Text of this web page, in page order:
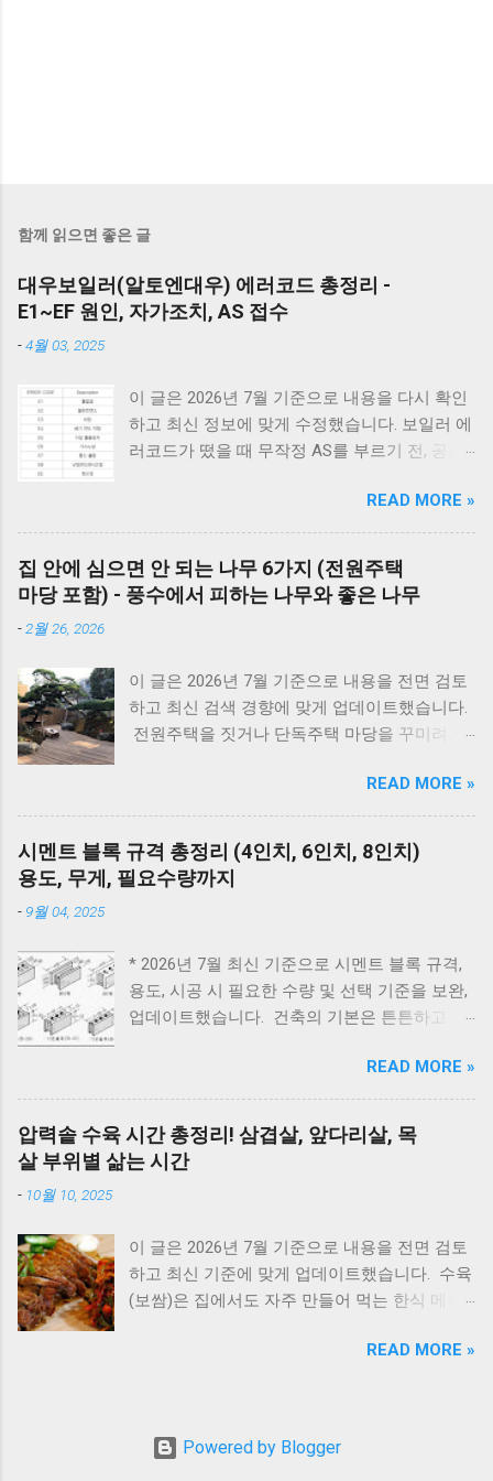
함께 읽으면 좋은 글
대우보일러(알토엔대우) 에러코드 총정리 -
E1~EF 원인, 자가조치, AS 접수
-4월 03, 2025
이 글은 2026년 7월 기준으로 내용을 다시 확인
하고 최신 정보에 맞게 수정했습니다. 보일러 에
러코드가 떴을 때 무작정 AS를 부르기 전, 공통
밸브가 열려 있는지, 2) 전원 플러그를 뽑았다가
5분 뒤 다시 꽂아보았는지(리셋), 3) 실내 온도
조절기의 설정이 올바른지 확인해보세요. 상세
코드는 아래에서 확인할 수 있습니다. E1부터 EF
까지 모든 대우보일러(알토엔대우) 에러코드의
드 E1~EF 원인과 해결법 (AS 전 자가점검, 수리
비) 🚨 잠깐! AS 부르기 전 이것만은 확인하세
요! 에러코드 E1 - 단수나 동파를 확인하세요.
드 E2 - 가스 밸브가 잠겨있지 않나요? 가스레인
지를 켜서 가스가 공급되는지 먼저 확인하세요.
리셋의 마법 - 코드를 뽑고 5분 뒤 다시 꽂는 것
만으로도 단순 센서 오류의 70%는 해결됩니다.
방법 E1 원인 : 물 부족, 단수, 동파 확인 : 급수밸
브·단수 여부 확인 조치 : 물 보충 후 리셋 ※ 반
복되면 AS 점검 E2 원인 : 불완전 연소, 가스 공
급 이상 확인 : 가스밸브, 가스레인지 작동 여부
조치 : 가스 확인 후 리셋 E3 원인 : 과열(비등) 확
인 : 배기구 이물질 확인 조치 : 막힌 부분 제거
E5 원인 : 이상 불꽃 감지 조치 : 전원 리셋 ※ 계
인 : 통신 불량...
READ MORE »
집 안에 심으면 안 되는 나무 6가지 (전원주택
마당 포함) - 풍수에서 피하는 나무와 좋은 나무
- 2월 26, 2026
이 글은 2026년 7월 기준으로 내용을 전면 검토
하고 최신 검색 경향에 맞게 업데이트했습니다.
전원주택을 짓거나 단독주택 마당을 꾸미려고
다. 바로 ‘ 집 안에 심으면 안 되는 나무 ’ 입니다.
여기서 말하는 ‘집 안’은 실내 화분만을 뜻하는
게 아니라, 담장 안 마당과 집터 전체를 두고 하
는 말입니다. 요즘은 보기 좋은 조경수만 고르기
보다는, 풍수 인테리어라든지 집터의 기운, 재물
위기와 흐름에 어떤 영향을 줄지 한 번 더 고민
하게 됩니다. 인터넷에는 여러 이야기가 있지만,
대부분은 풍수와 민간 신앙에서 전해 내려온 내
다. 이 글에서는 전통적인 의미와 실제 조경 관
리 이유를 함께 설명드립니다. 지금부터는 1. 우
리나라에서 예부터 마당에 심지 말라고 전해 내
려온 나무 , 2. 사과나무, 복숭아나무 같은 과실
리해보겠습니다. 마당 조경 집 안(마당)에 심으
면 안 좋은 나무, 심으면 좋은 나무 이 글은 과학
적인 위험성보다는, 한국 전통 풍수와 민간 신앙
을 기준으로 풀어보는 이야기라는 점을 먼저 말
씀드립니다. 심으면 안 좋은 나무 향나무 - 집터
일부 지역에서는 향나무를 전원주택 마당 나무
READ MORE »
시멘트 블록 규격 총정리 (4인치, 6인치, 8인치)
용도, 무게, 필요수량까지
- 9월 04, 2025
* 2026년 7월 최신 기준으로 시멘트 블록 규격,
용도, 시공 시 필요한 수량 및 선택 기준을 보완,
업데이트했습니다. 건축의 기본은 튼튼하고 제
사용되는 시멘트 블록과 조적 벽돌은 건축물의
구조적 안정성과 내구성을 좌우하는 중요 스펙
입니다. 블록의 두께와 규격을 정확히 이해하면
시공 효율을 높이고, 구조적 안전성을 확보할 수
있습니다. 아래는 건축 현장에서 가장 많이 사용
내 1. 시멘트 블록 규격 4인치 : 190 × 390 × 100
mm 6인치 : 190 × 390 × 150 mm 8인치 : 190 ×
390 × 190 mm *가로와 세로 치수는 일정하며,
장 무게 규격 무게(대략) 4인치 약 9~11kg 6인치
수도배관, XL배관하는법 3. 시멘트 블록은 어떤
READ MORE »
압력솥 수육 시간 총정리! 삼겹살, 앞다리살, 목
살 부위별 삶는 시간
- 10월 10, 2025
이 글은 2026년 7월 기준으로 내용을 전면 검토
하고 최신 기준에 맞게 업데이트했습니다. 수육
(보쌈)은 집에서도 자주 만들어 먹는 한식 메뉴
때문에 선뜻 도전하지 못하는 분들도 많습니다.
다. 압력솥 수육 시간은 돼지고기 부위에 따라
달라집니다. 압력솥의 '추'가가 흔들린 뒤 삼겹살
READ MORE »
Powered by Blogger